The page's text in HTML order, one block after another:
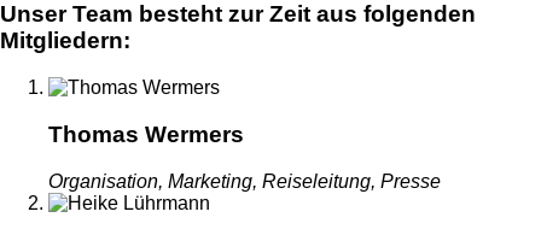
Unser Team besteht zur Zeit aus folgenden
Mitgliedern:
Thomas Wermers
Organisation, Marketing, Reiseleitung, Presse